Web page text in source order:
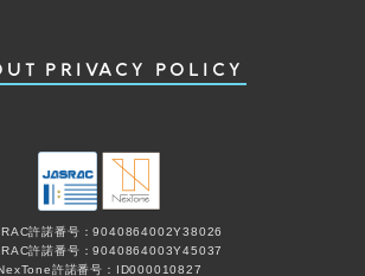
PRIVACY POLICY
許諾番号：9040864002Y38026
許諾番号：9040864003Y45037
許諾番号：ID000010827